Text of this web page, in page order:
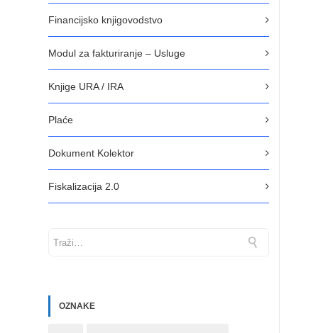
Financijsko knjigovodstvo
Modul za fakturiranje – Usluge
Knjige URA / IRA
Plaće
Dokument Kolektor
Fiskalizacija 2.0
OZNAKE